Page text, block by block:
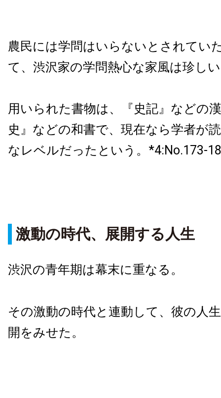
農民には学問はいらないとされてい
て、渋沢家の学問熱心な家風は珍し
用いられた書物は、『史記』などの
史』などの和書で、現在なら学者が
なレベルだったという。*4:No.173-
激動の時代、展開する人生
渋沢の青年期は幕末に重なる。
その激動の時代と連動して、彼の人
開をみせた。